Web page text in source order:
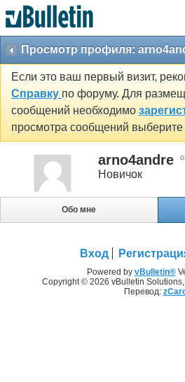
Просмотр профиля:
Если это ваш первый визит,
Справку по форуму. Для
сообщений необходимо
просмотра сообщений выберите
arno4andre
Новичок
Обо мне
Вход
Powered by vBulletin®
Copyright © 2026 vBulletin
Перевод: